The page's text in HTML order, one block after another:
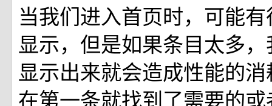
当我们进入首页时，可能
显示，但是如果条目太多
显示出来就会造成性能的
在第一条就找到了需要的